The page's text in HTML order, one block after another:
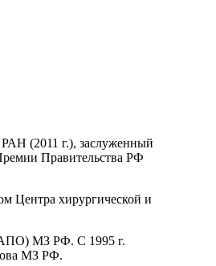
(2011 г.), заслуженный
Правительства РФ
Центра хирургической и
МЗ РФ. С 1995 г.
МЗ РФ.